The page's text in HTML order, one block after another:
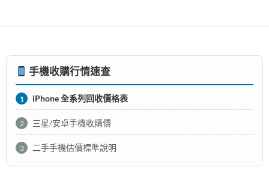
k
p
手機收購行情速查
1 iPhone 全系列回收價格表
2 三星/安卓手機收購價
3 二手手機估價標準說明